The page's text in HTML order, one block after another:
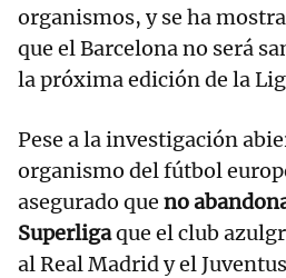
organismos, y se ha
que el Barcelona no será
la próxima edición de la
Pese a la investigación
organismo del fútbol
asegurado que no
Superligaque el club
al Real Madrid y el